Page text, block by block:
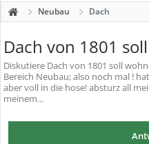
Neubau Dach
Dach von 1801
Diskutiere Dach von 1801 soll
Bereich Neubau; also noch mal !
aber voll in die hose! absturz all
meinem...